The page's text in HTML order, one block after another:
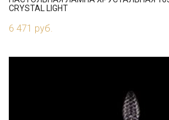
CRYSTAL LIGHT
6 471 руб.